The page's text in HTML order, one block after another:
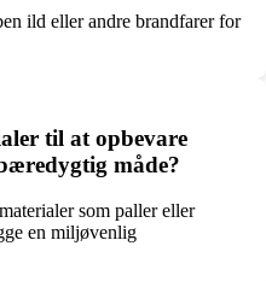
ild eller andre brandfarer for
til at opbevare
måde?
som paller eller
en miljøvenlig